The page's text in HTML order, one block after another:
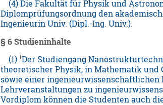
(4) Die Fakultät für Physik und
Diplomprüfungsordnung den
Ingenieurin Univ. (Dipl.-Ing. Univ.).
§ 6 Studieninhalte
(1)1Der Studiengang
theoretischer Physik, in Mathematik und
sowie einer
Lehrveranstaltungen zu
Vordiplom können die Studenten auch